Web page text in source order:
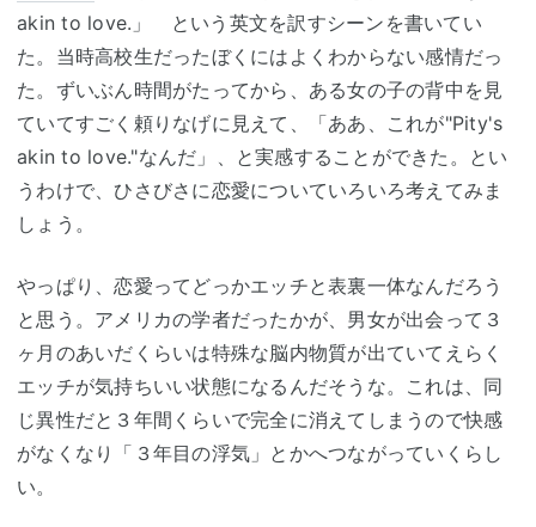
akin to love.」 という英文を訳すシーンを書いてい
た。当時高校生だったぼくにはよくわからない感情だっ
た。ずいぶん時間がたってから、ある女の子の背中を見
ていてすごく頼りなげに見えて、「ああ、これが"Pity's
akin to love."なんだ」、と実感することができた。とい
うわけで、ひさびさに恋愛についていろいろ考えてみま
しょう。
やっぱり、恋愛ってどっかエッチと表裏一体なんだろう
と思う。アメリカの学者だったかが、男女が出会って３
ヶ月のあいだくらいは特殊な脳内物質が出ていてえらく
エッチが気持ちいい状態になるんだそうな。これは、同
じ異性だと３年間くらいで完全に消えてしまうので快感
がなくなり「３年目の浮気」とかへつながっていくらし
い。